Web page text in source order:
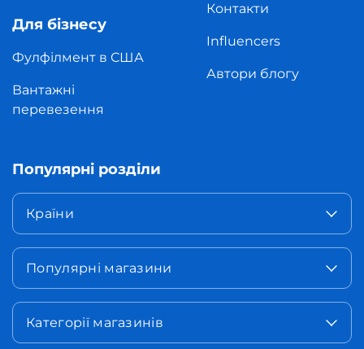
Для бізнесу
Фулфілмент в США
Вантажні
перевезення
Контакти
Influencers
Автори блогу
Популярні розділи
Країни
Популярні магазини
Категорії магазинів